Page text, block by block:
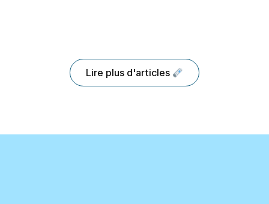
Lire plus d'articles